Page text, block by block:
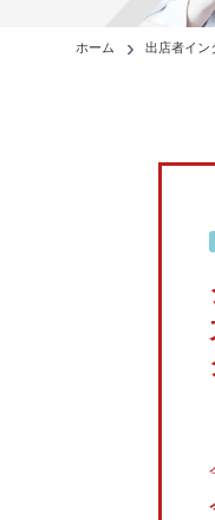
ホーム 出店者イン